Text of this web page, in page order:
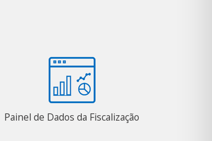
Painel de Dados da Fiscalização